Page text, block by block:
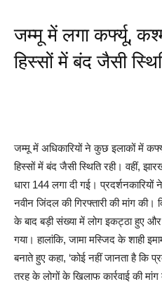
जम्मू में लगा कर्फ्यू,
हिस्सों में बंद जैसी
जम्मू में अधिकारियों ने कुछ इलाकों में
हिस्सों में बंद जैसी स्थिति रही। वहीं,
धारा 144 लगा दी गई।
नवीन जिंदल की गिरफ्तारी की मांग की।
के बाद बड़ी संख्या में लोग इकट्ठा हुए और
गया। हालांकि, जामा मस्जिद के शाही
बनाते हुए कहा, ‘कोई नहीं जानता है कि
तरह के लोगों के खिलाफ कार्रवाई की मांग